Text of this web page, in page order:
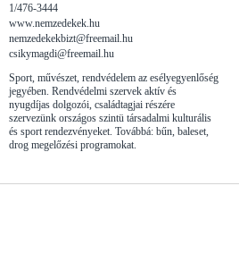
1/476-3444
www.nemzedekek.hu
nemzedekekbizt@freemail.hu
csikymagdi@freemail.hu
Sport, művészet, rendvédelem az esélyegyenlőség
jegyében. Rendvédelmi szervek aktív és
nyugdíjas dolgozói, családtagjai részére
szervezünk országos szintü társadalmi kulturális
és sport rendezvényeket. Továbbá: bűn, baleset,
drog megelőzési programokat.